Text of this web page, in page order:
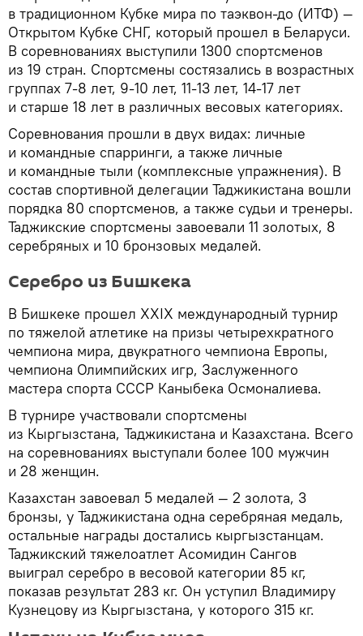
в традиционном Кубке мира по таэквон-до (ИТФ) —
Открытом Кубке СНГ, который прошел в Беларуси.
В соревнованиях выступили 1300 спортсменов
из 19 стран. Спортсмены состязались в возрастных
группах 7-8 лет, 9-10 лет, 11-13 лет, 14-17 лет
и старше 18 лет в различных весовых категориях.
Соревнования прошли в двух видах: личные
и командные спарринги, а также личные
и командные тыли (комплексные упражнения). В
состав спортивной делегации Таджикистана вошли
порядка 80 спортсменов, а также судьи и тренеры.
Таджикские спортсмены завоевали 11 золотых, 8
серебряных и 10 бронзовых медалей.
Серебро из Бишкека
В Бишкеке прошел XXIX международный турнир
по тяжелой атлетике на призы четырехкратного
чемпиона мира, двукратного чемпиона Европы,
чемпиона Олимпийских игр, Заслуженного
мастера спорта СССР Каныбека Осмоналиева.
В турнире участвовали спортсмены
из Кыргызстана, Таджикистана и Казахстана. Всего
на соревнованиях выступали более 100 мужчин
и 28 женщин.
Казахстан завоевал 5 медалей — 2 золота, 3
бронзы, у Таджикистана одна серебряная медаль,
остальные награды достались кыргызстанцам.
Таджикский тяжелоатлет Асомидин Сангов
выиграл серебро в весовой категории 85 кг,
показав результат 283 кг. Он уступил Владимиру
Кузнецову из Кыргызстана, у которого 315 кг.